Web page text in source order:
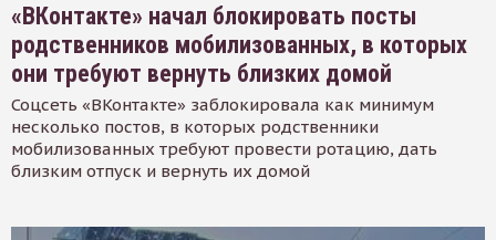
«ВКонтакте» начал блокировать посты
родственников мобилизованных, в которых
они требуют вернуть близких домой
Соцсеть «ВКонтакте» заблокировала как минимум
несколько постов, в которых родственники
мобилизованных требуют провести ротацию, дать
близким отпуск и вернуть их домой